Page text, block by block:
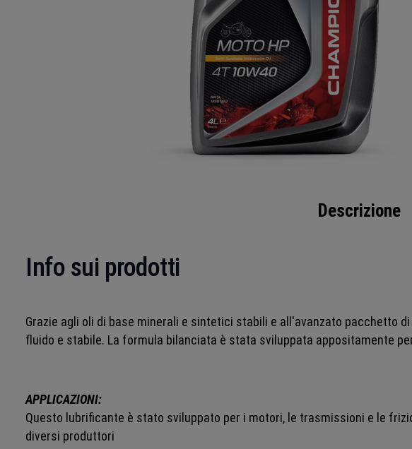
Descrizione
Info sui prodotti
Grazie agli oli di base minerali e sintetici stabili e all'avanzato pacchetto
fluido e stabile. La formula bilanciata è stata sviluppata appositamente
APPLICAZIONI:
Questo lubrificante è stato sviluppato per i motori, le trasmissioni e le
diversi produttori